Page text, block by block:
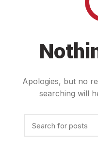
Apologies, but no
searching will